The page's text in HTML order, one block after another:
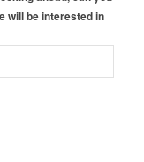
will be interested in